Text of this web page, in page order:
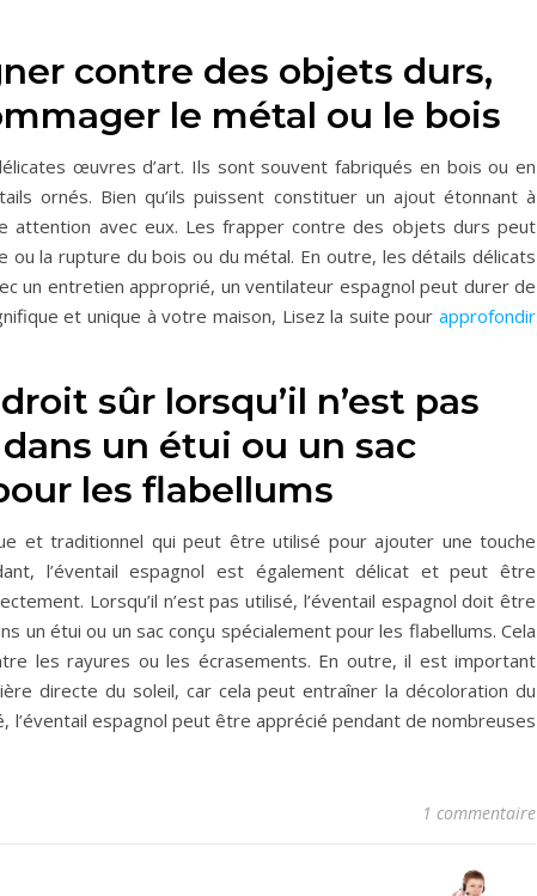
contre des objets durs,
le métal ou le bois
œuvres d’art. Ils sont souvent fabriqués en bois ou en
ornés. Bien qu’ils puissent constituer un ajout étonnant à
attention avec eux. Les frapper contre des objets durs peut
ou la rupture du bois ou du métal. En outre, les détails délicats
un entretien approprié, un ventilateur espagnol peut durer de
et unique à votre maison, Lisez la suite pour approfondir
sûr lorsqu’il n’est pas
un étui ou un sac
les flabellums
et traditionnel qui peut être utilisé pour ajouter une touche
l’éventail espagnol est également délicat et peut être
Lorsqu’il n’est pas utilisé, l’éventail espagnol doit être
un étui ou un sac conçu spécialement pour les flabellums. Cela
les rayures ou les écrasements. En outre, il est important
directe du soleil, car cela peut entraîner la décoloration du
espagnol peut être apprécié pendant de nombreuses
1 commentaire